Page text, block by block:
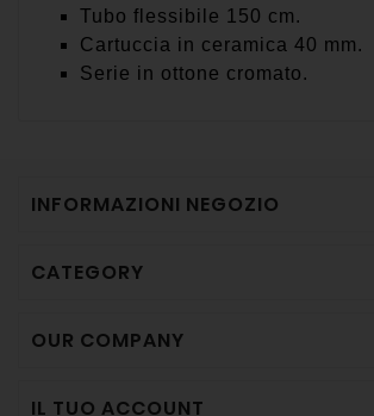
Tubo flessibile 150 cm.
Cartuccia in ceramica 40 mm.
Serie in ottone cromato.
INFORMAZIONI NEGOZIO
CATEGORY
OUR COMPANY
IL TUO ACCOUNT